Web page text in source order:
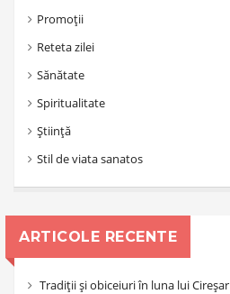
Promoții
Reteta zilei
Sănătate
Spiritualitate
Știință
Stil de viata sanatos
ARTICOLE RECENTE
Tradiții și obiceiuri în luna lui Cireșar